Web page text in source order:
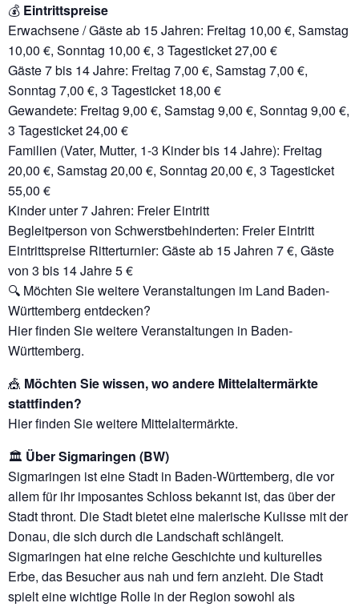
💰 Eintrittspreise
Erwachsene / Gäste ab 15 Jahren: Freitag 10,00 €, Samstag
10,00 €, Sonntag 10,00 €, 3 Tagesticket 27,00 €
Gäste 7 bis 14 Jahre: Freitag 7,00 €, Samstag 7,00 €,
Sonntag 7,00 €, 3 Tagesticket 18,00 €
Gewandete: Freitag 9,00 €, Samstag 9,00 €, Sonntag 9,00 €,
3 Tagesticket 24,00 €
Familien (Vater, Mutter, 1-3 Kinder bis 14 Jahre): Freitag
20,00 €, Samstag 20,00 €, Sonntag 20,00 €, 3 Tagesticket
55,00 €
Kinder unter 7 Jahren: Freier Eintritt
Begleitperson von Schwerstbehinderten: Freier Eintritt
Eintrittspreise Ritterturnier: Gäste ab 15 Jahren 7 €, Gäste
von 3 bis 14 Jahre 5 €
🔍 Möchten Sie weitere Veranstaltungen im Land Baden-
Württemberg entdecken?
Hier finden Sie weitere Veranstaltungen in Baden-
Württemberg.
🎪 Möchten Sie wissen, wo andere Mittelaltermärkte
stattfinden?
Hier finden Sie weitere Mittelaltermärkte.
🏛️ Über Sigmaringen (BW)
Sigmaringen ist eine Stadt in Baden-Württemberg, die vor
allem für ihr imposantes Schloss bekannt ist, das über der
Stadt thront. Die Stadt bietet eine malerische Kulisse mit der
Donau, die sich durch die Landschaft schlängelt.
Sigmaringen hat eine reiche Geschichte und kulturelles
Erbe, das Besucher aus nah und fern anzieht. Die Stadt
spielt eine wichtige Rolle in der Region sowohl als